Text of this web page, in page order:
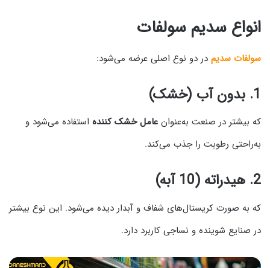
انواع سدیم سولفات
سولفات سدیم در دو نوع اصلی عرضه می‌شود:
1. بدون آب (خشک)
که بیشتر در صنعت به‌عنوان عامل خشک‌ کننده استفاده می‌شود و
به‌راحتی رطوبت را جذب می‌کند.
2. هیدراته (10 آبه)
که به صورت کریستال‌های شفاف و آبدار دیده می‌شود. این نوع بیشتر
در صنایع شوینده و نساجی کاربرد دارد.